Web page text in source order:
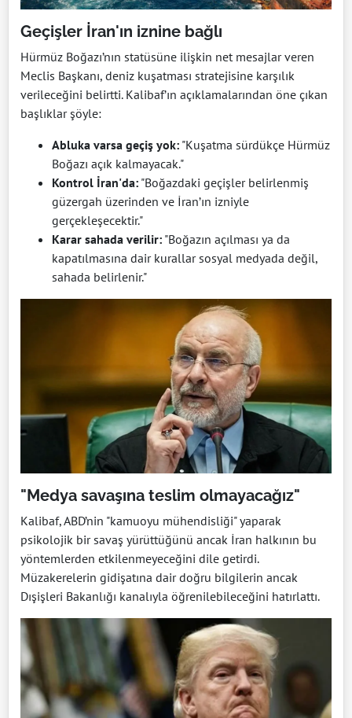
Geçişler İran'ın iznine bağlı
Hürmüz Boğazı’nın statüsüne ilişkin net mesajlar veren
Meclis Başkanı, deniz kuşatması stratejisine karşılık
verileceğini belirtti. Kalibaf’ın açıklamalarından öne çıkan
başlıklar şöyle:
Abluka varsa geçiş yok: "Kuşatma sürdükçe Hürmüz
Boğazı açık kalmayacak."
Kontrol İran'da: "Boğazdaki geçişler belirlenmiş
güzergah üzerinden ve İran’ın izniyle
gerçekleşecektir."
Karar sahada verilir: "Boğazın açılması ya da
kapatılmasına dair kurallar sosyal medyada değil,
sahada belirlenir."
"Medya savaşına teslim olmayacağız"
Kalibaf, ABD’nin "kamuoyu mühendisliği" yaparak
psikolojik bir savaş yürüttüğünü ancak İran halkının bu
yöntemlerden etkilenmeyeceğini dile getirdi.
Müzakerelerin gidişatına dair doğru bilgilerin ancak
Dışişleri Bakanlığı kanalıyla öğrenilebileceğini hatırlattı.